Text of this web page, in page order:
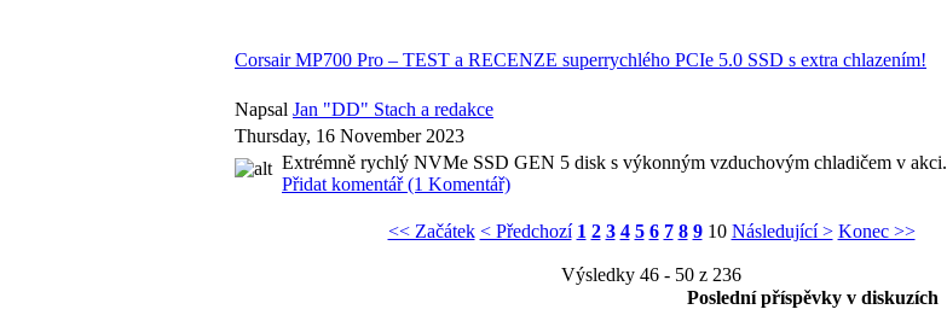
Corsair MP700 Pro – TEST a RECENZE superrychlého PCIe 5.0 SSD s extra chlazením!
Napsal Jan "DD" Stach a redakce
Thursday, 16 November 2023
Extrémně rychlý NVMe SSD GEN 5 disk s výkonným vzduchovým chladičem v akci.
Přidat komentář (1 Komentář)
<< Začátek < Předchozí 1 2 3 4 5 6 7 8 9 10 Následující > Konec >>
Výsledky 46 - 50 z 236
Poslední příspěvky v diskuzích